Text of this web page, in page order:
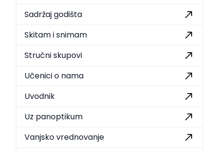
Sadržaj godišta
Skitam i snimam
Stručni skupovi
Učenici o nama
Uvodnik
Uz panoptikum
Vanjsko vrednovanje